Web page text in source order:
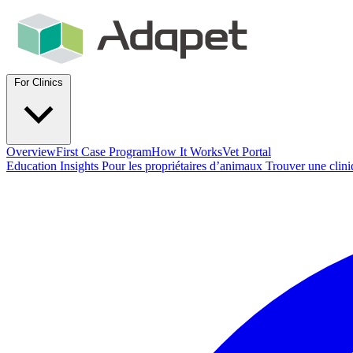
OverviewFirst Case ProgramHow It WorksVet Portal
Education Insights Pour les propriétaires d’animaux Trouver une